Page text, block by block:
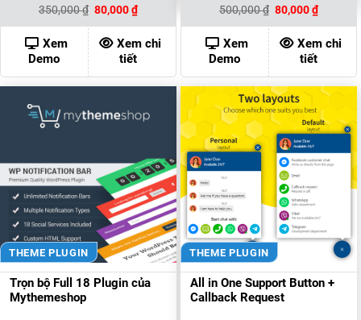
350,000₫ Giá
gốc
là:
350,000 ₫.
80,000₫Giá
hiện
tại
là:
80,000 ₫.
Xem
Demo
Xem chi
tiết
500,000₫ Giá
gốc
là:
500,000 ₫.
80,000₫Giá
hiện
tại
là:
80,000
Xem
Demo
Xem chi
tiết
THEME PLUGIN
Trọn bộ Full 18 Plugin của
Mythemeshop
THEME PLUGIN
All in One Support Button +
Callback Request